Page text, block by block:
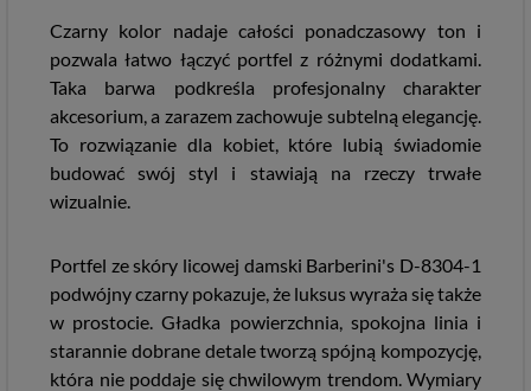
Czarny kolor nadaje całości ponadczasowy ton i
pozwala łatwo łączyć portfel z różnymi dodatkami.
Taka barwa podkreśla profesjonalny charakter
akcesorium, a zarazem zachowuje subtelną elegancję.
To rozwiązanie dla kobiet, które lubią świadomie
budować swój styl i stawiają na rzeczy trwałe
wizualnie.
Portfel ze skóry licowej damski Barberini's D-8304-1
podwójny czarny pokazuje, że luksus wyraża się także
w prostocie. Gładka powierzchnia, spokojna linia i
starannie dobrane detale tworzą spójną kompozycję,
która nie poddaje się chwilowym trendom. Wymiary